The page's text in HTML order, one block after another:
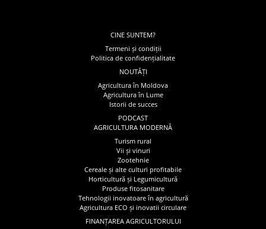
CINE SUNTEM?
Termeni și condiții
Politica de confidențialitate
NOUTĂȚI
Agricultura în Moldova
Agricultura în Lume
Istorii de succes
PODCAST
AGRICULTURA MODERNĂ
Turism rural
Vii și vinuri
Zootehnie
Cereale și alte culturi profitabile
Horticultură și Legumicultură
Produse fitosanitare
Tehnologii inovatoare în agricultură
Agricultura ECO și inovatii circulare
FINANȚAREA AGRICULTORULUI